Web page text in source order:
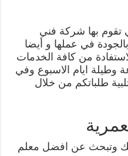
تقوم بها شركة فني
في عملها و أيضا
من كافة الخدمات
على مدار24 ساعة وطيلة ايام الاسبوع وفي
طلباتكم من خلال
وتبحث عن افضل معلم